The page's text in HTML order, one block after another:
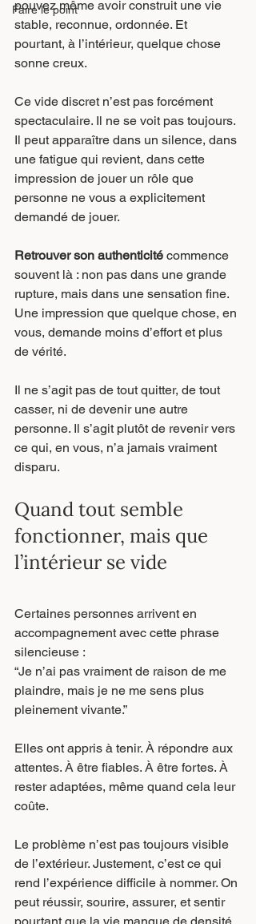
Faire le point
pouvez même avoir construit une vie
stable, reconnue, ordonnée. Et
pourtant, à l’intérieur, quelque chose
sonne creux.
Ce vide discret n’est pas forcément
spectaculaire. Il ne se voit pas toujours.
Il peut apparaître dans un silence, dans
une fatigue qui revient, dans cette
impression de jouer un rôle que
personne ne vous a explicitement
demandé de jouer.
Retrouver son authenticité commence
souvent là : non pas dans une grande
rupture, mais dans une sensation fine.
Une impression que quelque chose, en
vous, demande moins d’effort et plus
de vérité.
Il ne s’agit pas de tout quitter, de tout
casser, ni de devenir une autre
personne. Il s’agit plutôt de revenir vers
ce qui, en vous, n’a jamais vraiment
disparu.
Quand tout semble
fonctionner, mais que
l’intérieur se vide
Certaines personnes arrivent en
accompagnement avec cette phrase
silencieuse :
“Je n’ai pas vraiment de raison de me
plaindre, mais je ne me sens plus
pleinement vivante.”
Elles ont appris à tenir. À répondre aux
attentes. À être fiables. À être fortes. À
rester adaptées, même quand cela leur
coûte.
Le problème n’est pas toujours visible
de l’extérieur. Justement, c’est ce qui
rend l’expérience difficile à nommer. On
peut réussir, sourire, assurer, et sentir